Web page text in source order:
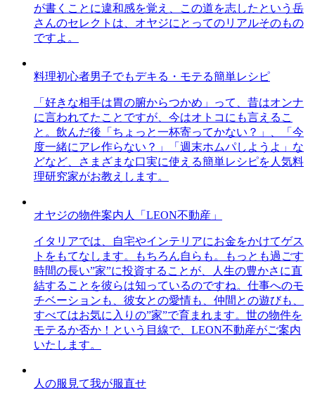
が書くことに違和感を覚え、この道を志したという岳
さんのセレクトは、オヤジにとってのリアルそのもの
ですよ。
料理初心者男子でもデキる・モテる簡単レシピ
「好きな相手は胃の腑からつかめ」って、昔はオンナ
に言われてたことですが、今はオトコにも言えるこ
と。飲んだ後「ちょっと一杯寄ってかない？」、「今
度一緒にアレ作らない？」「週末ホムパしようよ」な
どなど、さまざまな口実に使える簡単レシピを人気料
理研究家がお教えします。
オヤジの物件案内人「LEON不動産」
イタリアでは、自宅やインテリアにお金をかけてゲス
トをもてなします。もちろん自らも。もっとも過ごす
時間の長い”家”に投資することが、人生の豊かさに直
結することを彼らは知っているのですね。仕事へのモ
チベーションも、彼女との愛情も、仲間との遊びも、
すべてはお気に入りの”家”で育まれます。世の物件を
モテるか否か！という目線で、LEON不動産がご案内
いたします。
人の服見て我が服直せ